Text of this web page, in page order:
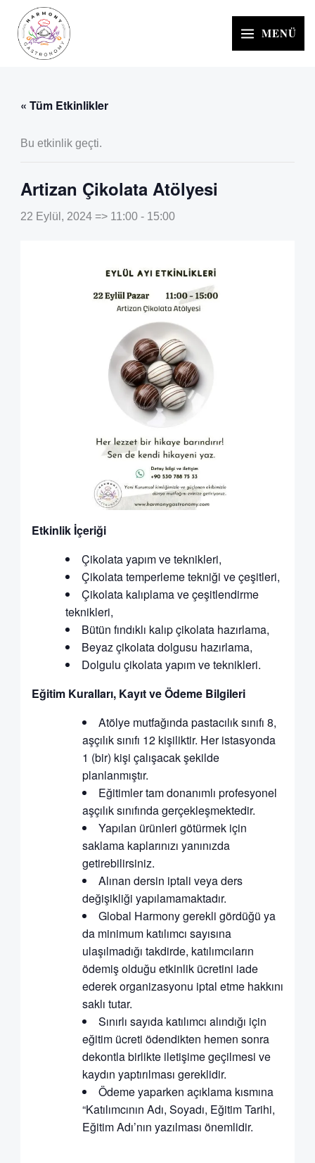
İçeriğe
MENÜ
« Tüm Etkinlikler
Bu etkinlik geçti.
Artizan Çikolata Atölyesi
22 Eylül, 2024 => 11:00- 15:00
Etkinlik İçeriği
Çikolata yapım ve teknikleri,
Çikolata temperleme tekniği ve çeşitleri,
Çikolata kalıplama ve çeşitlendirme
teknikleri,
Bütün fındıklı kalıp çikolata hazırlama,
Beyaz çikolata dolgusu hazırlama,
Dolgulu çikolata yapım ve teknikleri.
Eğitim Kuralları, Kayıt ve Ödeme Bilgileri
Atölye mutfağında pastacılık sınıfı 8,
aşçılık sınıfı 12 kişiliktir. Her istasyonda
1 (bir) kişi çalışacak şekilde
planlanmıştır.
Eğitimler tam donanımlı profesyonel
aşçılık sınıfında gerçekleşmektedir.
Yapılan ürünleri götürmek için
saklama kaplarınızı yanınızda
getirebilirsiniz.
Alınan dersin iptali veya ders
değişikliği yapılamamaktadır.
Global Harmony gerekli gördüğü ya
da minimum katılımcı sayısına
ulaşılmadığı takdirde, katılımcıların
ödemiş olduğu etkinlik ücretini iade
ederek organizasyonu iptal etme hakkını
saklı tutar.
Sınırlı sayıda katılımcı alındığı için
eğitim ücreti ödendikten hemen sonra
dekontla birlikte iletişime geçilmesi ve
kaydın yaptırılması gereklidir.
Ödeme yaparken açıklama kısmına
“Katılımcının Adı, Soyadı, Eğitim Tarihi,
Eğitim Adı’nın yazılması önemlidir.